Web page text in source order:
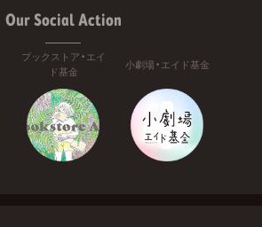
Our Social Action
ブックストア・エイ
ド基金
小劇場・エイド基金